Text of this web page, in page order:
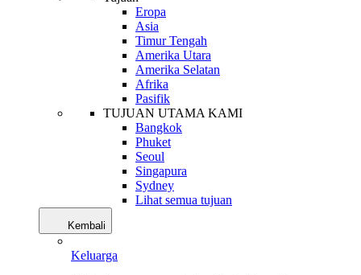
Eropa
Asia
Timur Tengah
Amerika Utara
Amerika Selatan
Afrika
Pasifik
TUJUAN UTAMA KAMI
Bangkok
Phuket
Seoul
Singapura
Sydney
Lihat semua tujuan
Kembali
Keluarga